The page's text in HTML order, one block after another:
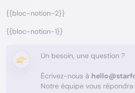
{{bloc-notion-2}}
{{bloc-notion-1}}
Un besoin, une question ?
Écrivez-nous à
Notre équipe vous répondra